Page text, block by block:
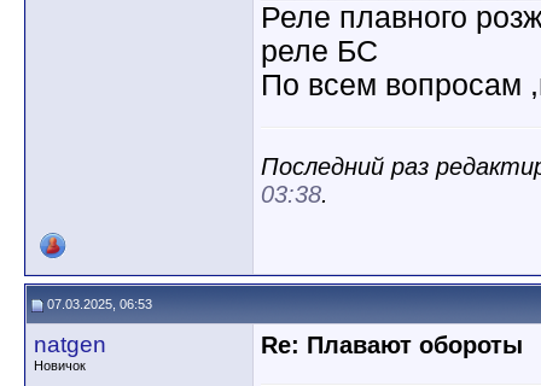
Реле плавного
реле БС
По всем вопросам
Последний раз
03:38.
07.03.2025, 06:53
natgen
Новичок
Re: Плавают обороты